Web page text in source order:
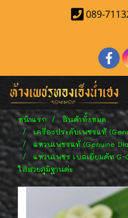
089-
หน้าแรก
สินค้าทั้งหมด
เครื่องประดับเพชรแท้
แหวนเพชรแท้ (Genuine
แหวนเพชร เบลเยี่ยมคัท G-
ใส่สวยภูมิฐานค่ะ